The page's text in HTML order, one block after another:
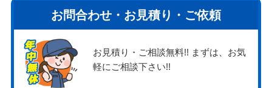
お問合わせ・お見積り・ご依頼
お見積り・ご相談無料!! まずは、お気
軽にご相談下さい!!